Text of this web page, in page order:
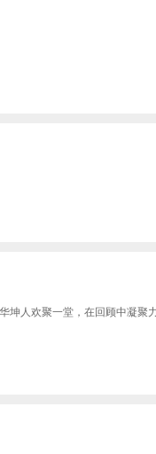
坤人欢聚一堂，在回顾中凝聚